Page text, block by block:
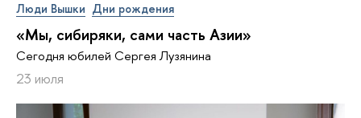
Люди Вышки Дни рождения
«Мы, сибиряки, сами часть Азии»
Сегодня юбилей Сергея Лузянина
23 июля